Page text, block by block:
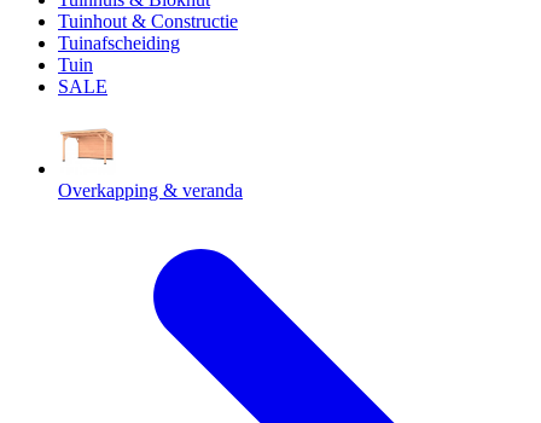
Tuinhout & Constructie
Tuinafscheiding
Tuin
SALE
Overkapping & veranda